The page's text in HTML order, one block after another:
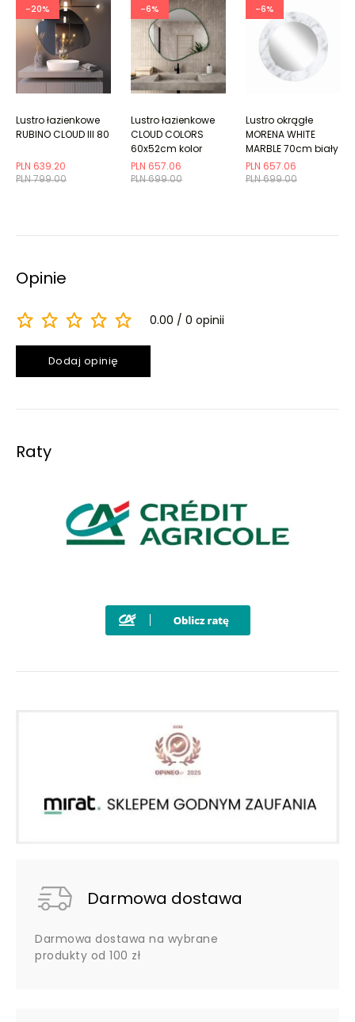
-20%
PLN 799.00
PLN 639.20
Lustro łazienkowe
RUBINO CLOUD III 80
-6%
PLN 699.00
PLN 657.06
Lustro łazienkowe
CLOUD COLORS
60x52cm kolor
ramki do wyboru
-6%
PLN 699.00
PLN 657.06
Lustro okrągłe
MORENA WHITE
MARBLE 70cm biały
marmur
Opinie
0.00 0 opinii
Dodaj opinię
Raty
Darmowa dostawa
Darmowa dostawa na wybrane
produkty od 100 zł